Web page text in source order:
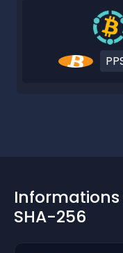
SHA-256